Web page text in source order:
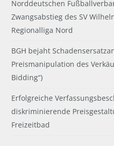
Norddeutschen
Zwangsabstieg des SV
Regionalliga Nord
BGH bejaht
Preismanipulation des
Bidding“)
Erfolgreiche
diskriminierende
Freizeitbad